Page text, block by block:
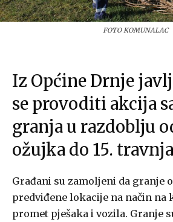
FOTO KOMUNALAC
Iz Općine Drnje
se provoditi akcija
granja u razdoblju
ožujka do 15.
Građani su zamoljeni da granje
predviđene lokacije na način na
promet pješaka i vozila. Granje